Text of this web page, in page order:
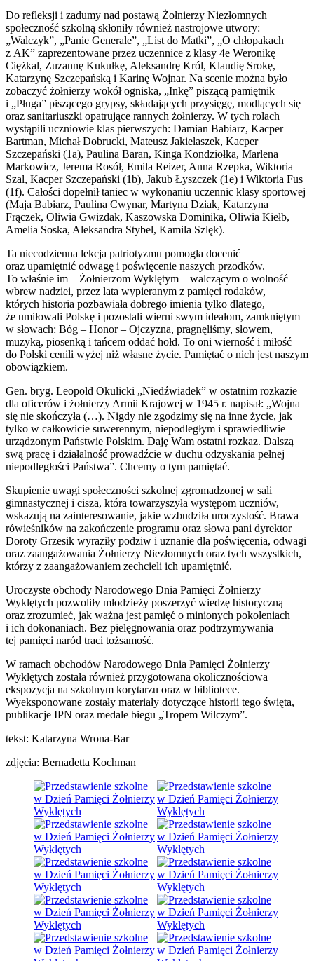
Do refleksji i zadumy nad postawą Żołnierzy Niezłomnych
społeczność szkolną skłoniły również nastrojowe utwory:
„Walczyk”, „Panie Generale”, „List do Matki”, „O chłopakach
z AK” zaprezentowane przez uczennice z klasy 4e Weronikę
Ciężkal, Zuzannę Kukułkę, Aleksandrę Król, Klaudię Srokę,
Katarzynę Szczepańską i Karinę Wojnar. Na scenie można było
zobaczyć żołnierzy wokół ogniska, „Inkę” piszącą pamiętnik
i „Pługa” piszącego grypsy, składających przysięgę, modlących się
oraz sanitariuszki opatrujące rannych żołnierzy. W tych rolach
wystąpili uczniowie klas pierwszych: Damian Babiarz, Kacper
Bartman, Michał Dobrucki, Mateusz Jakielaszek, Kacper
Szczepański (1a), Paulina Baran, Kinga Kondziołka, Marlena
Markowicz, Jerema Rosół, Emila Reizer, Anna Rzepka, Wiktoria
Szal, Kacper Szczepański (1b), Jakub Łyszczek (1e) i Wiktoria Fus
(1f). Całości dopełnił taniec w wykonaniu uczennic klasy sportowej
(Maja Babiarz, Paulina Cwynar, Martyna Dziak, Katarzyna
Frączek, Oliwia Gwizdak, Kaszowska Dominika, Oliwia Kiełb,
Amelia Soska, Aleksandra Stybel, Kamila Szlęk).
Ta niecodzienna lekcja patriotyzmu pomogła docenić
oraz upamiętnić odwagę i poświęcenie naszych przodków.
To właśnie im – Żołnierzom Wyklętym – walczącym o wolność
wbrew nadziei, przez lata wypieranym z pamięci rodaków,
których historia pozbawiała dobrego imienia tylko dlatego,
że umiłowali Polskę i pozostali wierni swym ideałom, zamkniętym
w słowach: Bóg – Honor – Ojczyzna, pragnęliśmy, słowem,
muzyką, piosenką i tańcem oddać hołd. To oni wierność i miłość
do Polski cenili wyżej niż własne życie. Pamiętać o nich jest naszym
obowiązkiem.
Gen. bryg. Leopold Okulicki „Niedźwiadek” w ostatnim rozkazie
dla oficerów i żołnierzy Armii Krajowej w 1945 r. napisał: „Wojna
się nie skończyła (…). Nigdy nie zgodzimy się na inne życie, jak
tylko w całkowicie suwerennym, niepodległym i sprawiedliwie
urządzonym Państwie Polskim. Daję Wam ostatni rozkaz. Dalszą
swą pracę i działalność prowadźcie w duchu odzyskania pełnej
niepodległości Państwa”. Chcemy o tym pamiętać.
Skupienie uwagi społeczności szkolnej zgromadzonej w sali
gimnastycznej i cisza, która towarzyszyła występom uczniów,
wskazują na zainteresowanie, jakie wzbudziła uroczystość. Brawa
rówieśników na zakończenie programu oraz słowa pani dyrektor
Doroty Grzesik wyraziły podziw i uznanie dla poświęcenia, odwagi
oraz zaangażowania Żołnierzy Niezłomnych oraz tych wszystkich,
którzy z zaangażowaniem zechcieli ich upamiętnić.
Uroczyste obchody Narodowego Dnia Pamięci Żołnierzy
Wyklętych pozwoliły młodzieży poszerzyć wiedzę historyczną
oraz zrozumieć, jak ważna jest pamięć o minionych pokoleniach
i ich dokonaniach. Bez pielęgnowania oraz podtrzymywania
tej pamięci naród traci tożsamość.
W ramach obchodów Narodowego Dnia Pamięci Żołnierzy
Wyklętych została również przygotowana okolicznościowa
ekspozycja na szkolnym korytarzu oraz w bibliotece.
Wyeksponowane zostały materiały dotyczące historii tego święta,
publikacje IPN oraz medale biegu „Tropem Wilczym”.
tekst: Katarzyna Wrona-Bar
zdjęcia: Bernadetta Kochman